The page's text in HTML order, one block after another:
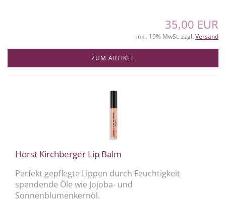
35,00 EUR
inkl. 19% MwSt. zzgl. Versand
ZUM ARTIKEL
Horst Kirchberger Lip Balm
Perfekt gepflegte Lippen durch Feuchtigkeit
spendende Öle wie Jojoba- und
Sonnenblumenkernöl.